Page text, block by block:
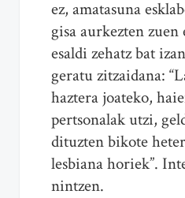
ez, amatasuna
gisa aurkezten
esaldi zehatz bat
geratu zitzaidana:
haztera joateko,
pertsonalak utzi,
dituzten bikote
lesbiana horiek”.
nintzen.